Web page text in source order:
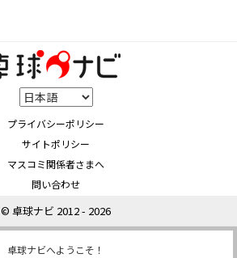
プライバシーポリシー
サイトポリシー
マスコミ関係者さまへ
問い合わせ
© 卓球ナビ 2012 - 2026
卓球ナビへようこそ！